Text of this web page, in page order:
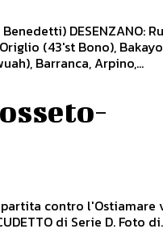
DESENZANO:
(43'st Bono),
Barranca, Arpino,...
contro l'Ostiamare
di Serie D. Foto